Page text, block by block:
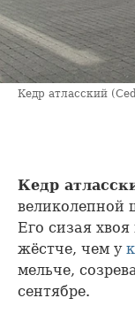
Кедр атласский
Кедр
великолепной
Его сизая
жёстче, чем у
мельче,
сентябре.